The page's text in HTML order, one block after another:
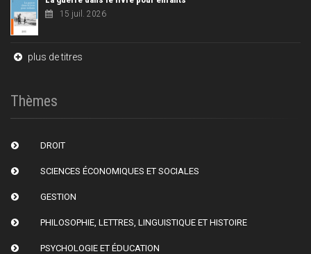
15 juil. 2026
plus de titres
Thèmes
DROIT
SCIENCES ÉCONOMIQUES ET SOCIALES
GESTION
PHILOSOPHIE, LETTRES, LINGUISTIQUE ET HISTOIRE
PSYCHOLOGIE ET ÉDUCATION